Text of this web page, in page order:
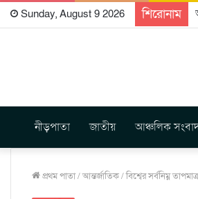
Sunday, August 9 2026 শিরোনাম
নীড়পাতা জাতীয় আঞ্চলিক
প্রথম পাতা/আন্তর্জাতিক/বিশ্বের সর্বনিম্ন